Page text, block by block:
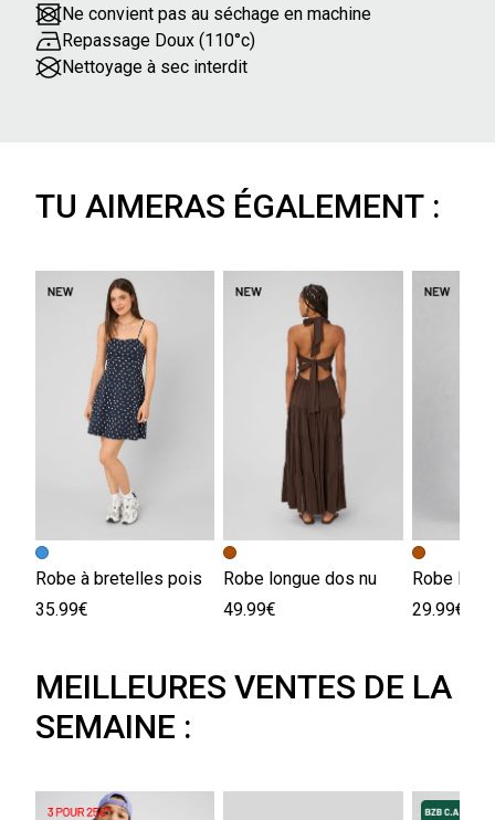
Ne convient pas au séchage en machine
Repassage Doux (110°c)
Nettoyage à sec interdit
TU AIMERAS ÉGALEMENT :
Robe à bretelles pois
35.99€
Robe longue dos nu
49.99€
29.99€
MEILLEURES VENTES DE LA
SEMAINE :